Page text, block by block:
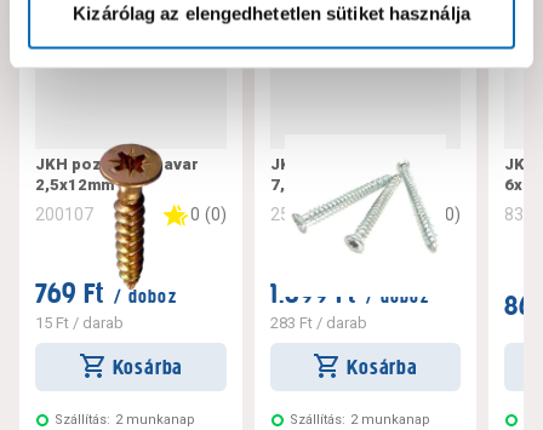
Kizárólag az elengedhetetlen sütiket használja
JKH pozdorjacsavar
2,5x12mm
200107 0 (0)
769 Ft / doboz
15 Ft / darab
Kosárba
Szállítás: 2 munkanap
JKH tokrögzítő csavar
7,5x182
256221 0 0)
1.699 Ft / doboz
283 Ft/ darab
Kosárba
Szállítás: 2 munkanap
JKH